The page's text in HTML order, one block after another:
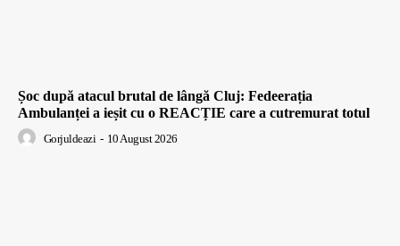
Șoc după atacul brutal de lângă Cluj: Fedeerația
Ambulanței a ieșit cu o REACȚIE care a cutremurat totul
Gorjuldeazi - 10 August 2026